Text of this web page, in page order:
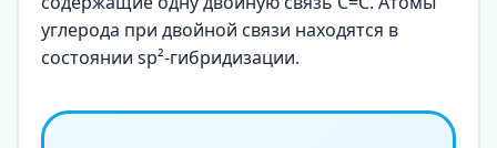
углерода при двойной связи находятся в
состоянии sp²-гибридизации.